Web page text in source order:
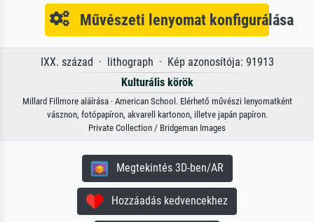
Művészeti lenyomat konfigurálása
IXX. század · lithograph · Kép azonosítója: 91913
Kulturális körök
Millard Fillmore aláírása · American School. Elérhető művészi lenyomatként
vásznon, fotópapíron, akvarell kartonon, illetve japán papíron.
Private Collection / Bridgeman Images
Megtekintés 3D-ben/AR
Hozzáadás kedvencekhez